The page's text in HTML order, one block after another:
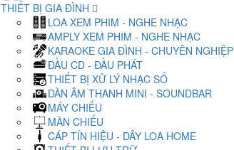
THIẾT BỊ GIA ĐÌNH
LOA XEM PHIM - NGHE NHẠC
AMPLY XEM PHIM - NGHE NHẠC
KARAOKE GIA ĐÌNH - CHUYÊN NGHIỆP
ĐẦU CD - ĐẦU PHÁT
THIẾT BỊ XỬ LÝ NHẠC SỐ
DÀN ÂM THANH MINI - SOUNDBAR
MÁY CHIẾU
MÀN CHIẾU
CÁP TÍN HIỆU - DÂY LOA HOME